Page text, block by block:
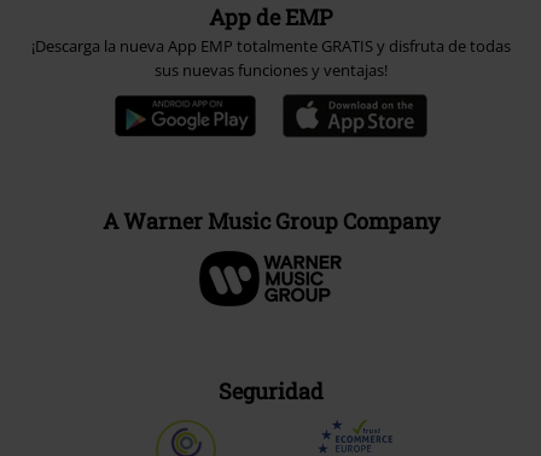
App de EMP
¡Descarga la nueva App EMP totalmente GRATIS y disfruta de todas
sus nuevas funciones y ventajas!
A Warner Music Group Company
Seguridad